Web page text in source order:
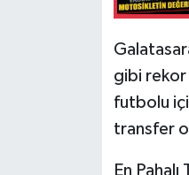
gibi rekor
futbolu
transfer
En